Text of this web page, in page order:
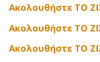
Ακολουθήστε ΤΟ
Ακολουθήστε ΤΟ
Ακολουθήστε ΤΟ